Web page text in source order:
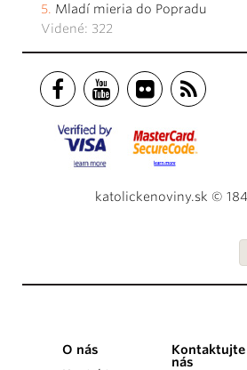
Mladí mieria do Popradu
Videné: 322
katolickenoviny.sk ©
O nás
Kontaktujte
nás